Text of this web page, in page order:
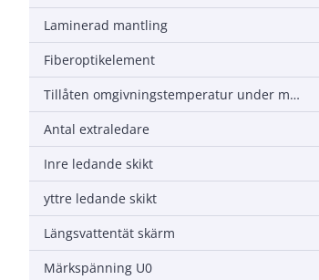
Laminerad mantling
Fiberoptikelement
Tillåten omgivningstemperatur under montering/hantering
Antal extraledare
Inre ledande skikt
yttre ledande skikt
Längsvattentät skärm
Märkspänning U0